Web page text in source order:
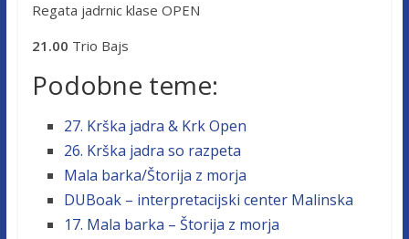
Regata jadrnic klase OPEN
21.00 Trio Bajs
Podobne teme:
27. Krška jadra & Krk Open
26. Krška jadra so razpeta
Mala barka/Štorija z morja
DUBoak – interpretacijski center Malinska
17. Mala barka – Štorija z morja